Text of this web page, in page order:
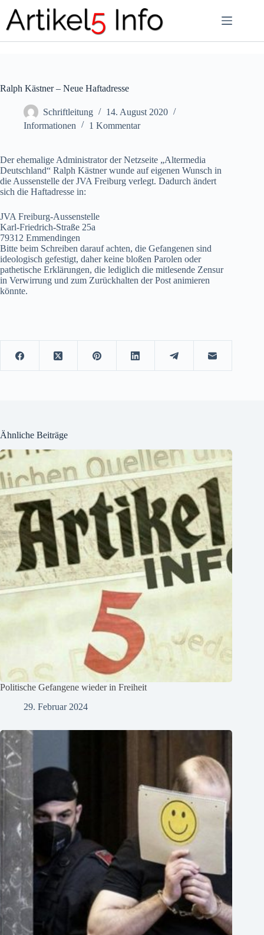
Inhalt
springen
Ralph Kästner – Neue Haftadresse
Schriftleitung
14. August 2020
Informationen
1 Kommentar
Der ehemalige Administrator der Netzseite „Altermedia
Deutschland“ Ralph Kästner wunde auf eigenen Wunsch in
die Aussenstelle der JVA Freiburg verlegt. Dadurch ändert
sich die Haftadresse in:
JVA Freiburg-Aussenstelle
Karl-Friedrich-Straße 25a
79312 Emmendingen
Bitte beim Schreiben darauf achten, die Gefangenen sind
ideologisch gefestigt, daher keine bloßen Parolen oder
pathetische Erklärungen, die lediglich die mitlesende Zensur
in Verwirrung und zum Zurückhalten der Post animieren
könnte.
Ähnliche Beiträge
Politische Gefangene wieder in Freiheit
29. Februar 2024